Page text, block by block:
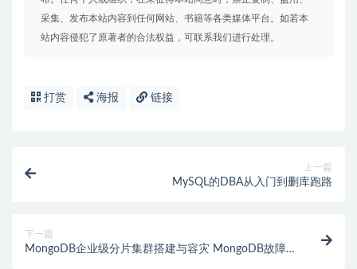
采集、发布本站内容到任何网站、书籍等各类媒体平台。如若本
站内容侵犯了原著者的合法权益，可联系我们进行处理。
打赏 海报 链接
上一篇
MySQL的DBA从入门到删库跑路
下一篇
MongoDB企业级分片集群搭建与容灾 MongoDB故障